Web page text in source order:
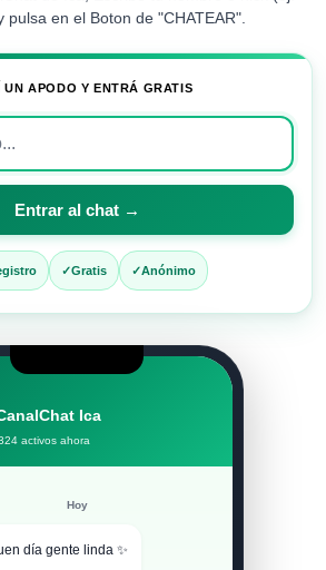
pulsa en el Boton de "CHATEAR".
UN APODO Y ENTRÁ GRATIS
Entrar al chat →
Gratis Anónimo
Ica
activos ahora
Hoy
día gente linda ✨